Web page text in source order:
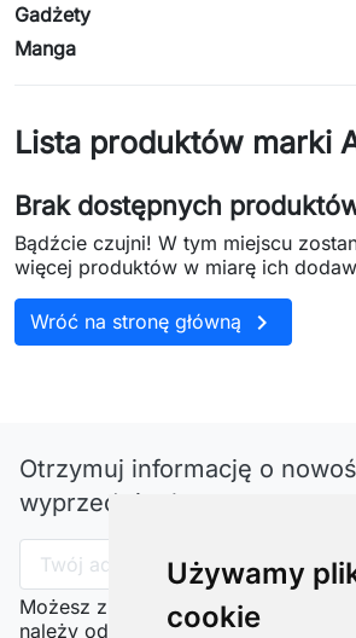
Używamy
cookie
Gadżety
Manga
Lista produktów marki
Brak dostępnych
Bądźcie czujni! W tym miejscu
więcej produktów w miarę ich
Wróć na stronę główną 
Otrzymuj informację o
wyprzedażach
Możesz zrezygnować w każdej
należy odnaleźć szczegóły w naszej